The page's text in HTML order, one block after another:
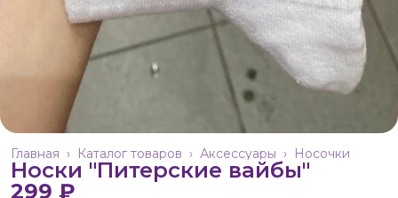
Носочки
Аксессуары ›
Каталог товаров ›
Главная ›
Носки "Питерские вайбы"
299 ₽